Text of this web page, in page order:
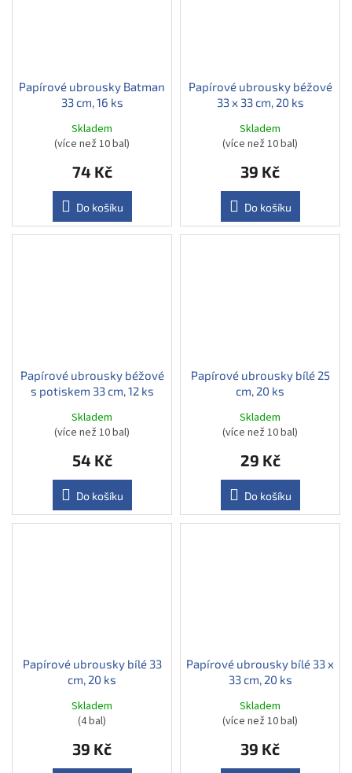
Papírové ubrousky Batman
33 cm, 16 ks
Skladem
(více než 10 bal)
74 Kč
Do košíku
Papírové ubrousky béžové
33 x 33 cm, 20 ks
Skladem
(více než 10 bal)
39 Kč
Do košíku
Papírové ubrousky béžové
s potiskem 33 cm, 12 ks
Skladem
(více než 10 bal)
54 Kč
Do košíku
Papírové ubrousky bílé 25
cm, 20 ks
Skladem
(více než 10 bal)
29 Kč
Do košíku
Papírové ubrousky bílé 33
cm, 20 ks
Skladem
(4 bal)
39 Kč
Papírové ubrousky bílé 33 x
33 cm, 20 ks
Skladem
(více než 10 bal)
39 Kč